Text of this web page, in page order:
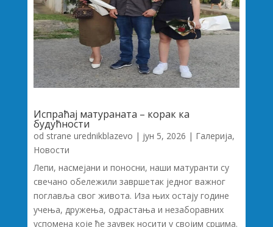
Испраћај матураната – корак ка
будућности
od strane urednikblazevo | јун 5, 2026 | Галерија,
Новости
Лепи, насмејани и поносни, наши матуранти су
свечано обележили завршетак једног важног
поглавља свог живота. Иза њих остају године
учења, дружења, одрастања и незаборавних
успомена које ће заувек носити у својим срцима.